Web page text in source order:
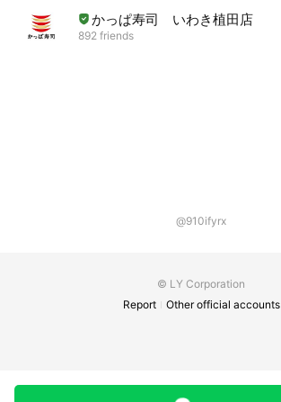
かっぱ寿司 いわき植田店
892 friends
@910ifyrx
© LY Corporation
Report
Other official accounts